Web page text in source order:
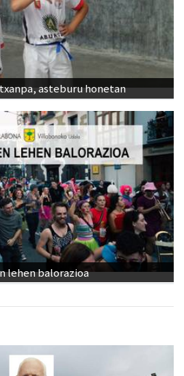
asteburu honetan
lehen balorazioa